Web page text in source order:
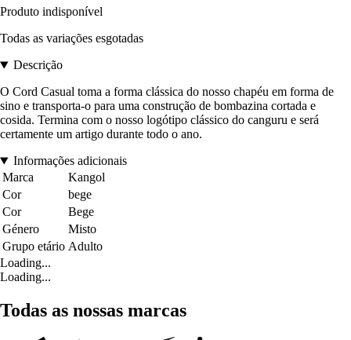
Produto indisponível
Todas as variações esgotadas
Descrição
O Cord Casual toma a forma clássica do nosso chapéu em forma de
sino e transporta-o para uma construção de bombazina cortada e
cosida. Termina com o nosso logótipo clássico do canguru e será
certamente um artigo durante todo o ano.
Informações adicionais
Marca
Kangol
Cor
bege
Cor
Bege
Género
Misto
Grupo etário Adulto
Loading...
Loading...
Todas as nossas marcas